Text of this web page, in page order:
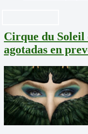
Cirque du
agotadas en